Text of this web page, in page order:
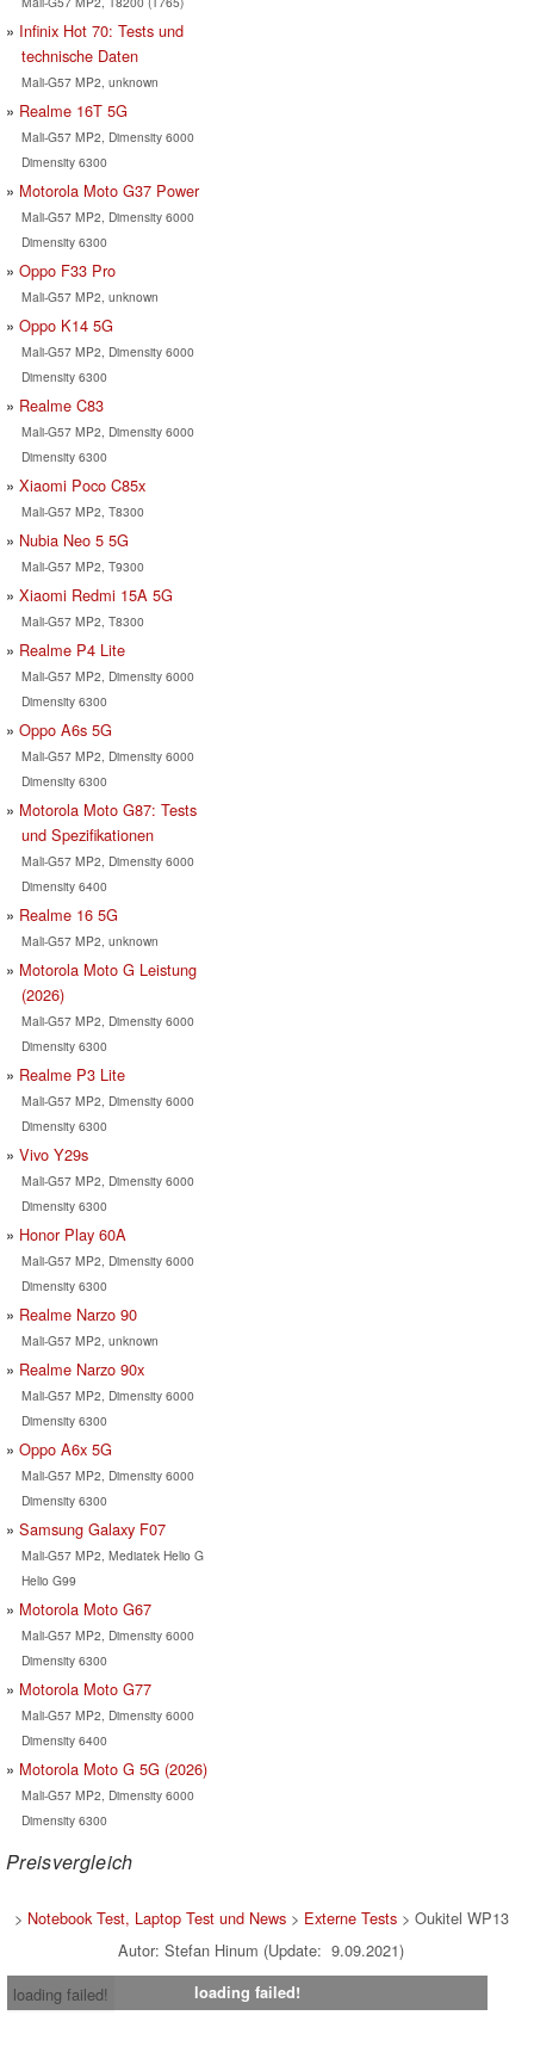
Infinix Hot 70: Tests und
technische Daten
Mali-G57 MP2, unknown
Realme 16T 5G
Mali-G57 MP2, Dimensity 6000
Dimensity 6300
Motorola Moto G37 Power
Mali-G57 MP2, Dimensity 6000
Dimensity 6300
Oppo F33 Pro
Mali-G57 MP2, unknown
Oppo K14 5G
Mali-G57 MP2, Dimensity 6000
Dimensity 6300
Realme C83
Mali-G57 MP2, Dimensity 6000
Dimensity 6300
Xiaomi Poco C85x
Mali-G57 MP2, T8300
Nubia Neo 5 5G
Mali-G57 MP2, T9300
Xiaomi Redmi 15A 5G
Mali-G57 MP2, T8300
Realme P4 Lite
Mali-G57 MP2, Dimensity 6000
Dimensity 6300
Oppo A6s 5G
Mali-G57 MP2, Dimensity 6000
Dimensity 6300
Motorola Moto G87: Tests
und Spezifikationen
Mali-G57 MP2, Dimensity 6000
Dimensity 6400
Realme 16 5G
Mali-G57 MP2, unknown
Motorola Moto G Leistung
(2026)
Mali-G57 MP2, Dimensity 6000
Dimensity 6300
Realme P3 Lite
Mali-G57 MP2, Dimensity 6000
Dimensity 6300
Vivo Y29s
Mali-G57 MP2, Dimensity 6000
Dimensity 6300
Honor Play 60A
Mali-G57 MP2, Dimensity 6000
Dimensity 6300
Realme Narzo 90
Mali-G57 MP2, unknown
Realme Narzo 90x
Mali-G57 MP2, Dimensity 6000
Dimensity 6300
Oppo A6x 5G
Mali-G57 MP2, Dimensity 6000
Dimensity 6300
Samsung Galaxy F07
Mali-G57 MP2, Mediatek Helio G
Helio G99
Motorola Moto G67
Mali-G57 MP2, Dimensity 6000
Dimensity 6300
Motorola Moto G77
Mali-G57 MP2, Dimensity 6000
Dimensity 6400
Motorola Moto G 5G (2026)
Mali-G57 MP2, Dimensity 6000
Dimensity 6300
Preisvergleich
> Notebook Test, Laptop Test und News> Externe Tests> Oukitel WP13
Autor: Stefan Hinum (Update: 9.09.2021)
loading failed!
loading failed!